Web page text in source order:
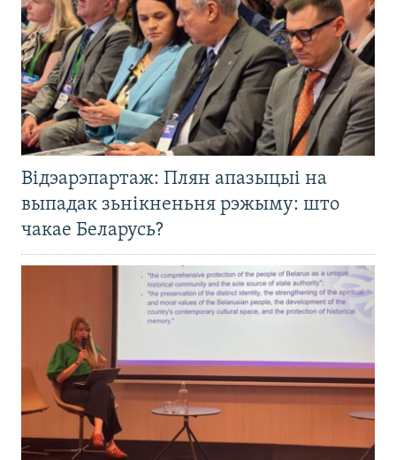
Відэарэпартаж: Плян апазыцыі на
выпадак зьнікненьня рэжыму: што
чакае Беларусь?